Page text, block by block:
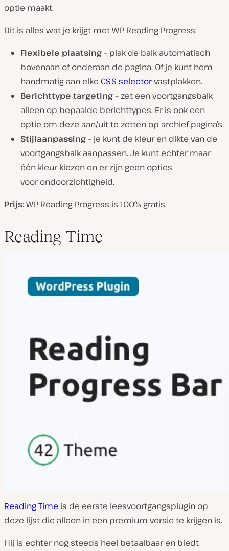
optie maakt.
Dit is alles wat je krijgt met WP Reading Progress:
Flexibele plaatsing– plak de balk automatisch
bovenaan of onderaan de pagina. Of je kunt hem
handmatig aan elke CSS selectorvastplakken.
Berichttype targeting –zet een voortgangsbalk
alleen op bepaalde berichttypes. Er is ook een
optie om deze aan/uit te zetten op archief pagina’s.
Stijlaanpassing – je kunt de kleur en dikte van de
voortgangsbalk aanpassen. Je kunt echter maar
één kleur kiezen en er zijn geen opties
voor ondoorzichtigheid.
Prijs: WP Reading Progress is 100% gratis.
Reading Time
Reading Time is de eerste leesvoortgangsplugin op
deze lijst die alleen in een premium versie te krijgen is.
Hij is echter nog steeds heel betaalbaar en biedt